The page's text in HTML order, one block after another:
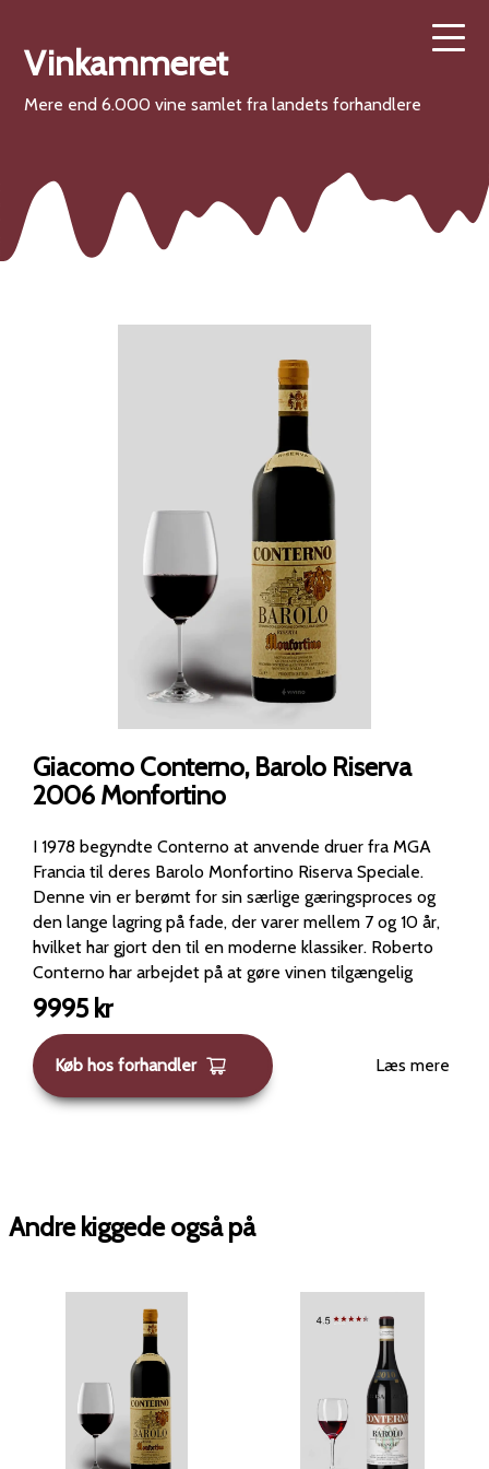
Vinkammeret
Mere end 6.000 vine samlet fra landets forhandlere
Giacomo Conterno, Barolo Riserva
2006 Monfortino
I 1978 begyndte Conterno at anvende druer fra MGA
Francia til deres Barolo Monfortino Riserva Speciale.
Denne vin er berømt for sin særlige gæringsproces og
den lange lagring på fade, der varer mellem 7 og 10 år,
hvilket har gjort den til en moderne klassiker. Roberto
Conterno har arbejdet på at gøre vinen tilgængelig
tidligere uden at gå på kompromis med dens karakter,
hvilket har tilføjet en ekstra elegance til dens intense
smag. Conterno-familien har været vinproducenter
siden 1770. Giacomo Conterno og hans far Giovanni
skabte den første Barolo Monfortino omkring 1920, som
mens de resterende 4,33 hektar anvendes til Barbera
d’Alba Vigna Francia. I 2008 udvidede Roberto med 3
Barolo Cerretta og Barbera d’Alba Vigna Cerretta. I 2015
købte Roberto næsten hele MGA Arione i Serralunga,
hvorfra der forventes en Barolo Arione.
9995kr
Køb hos forhandler Læs mere
Andre kiggede også på